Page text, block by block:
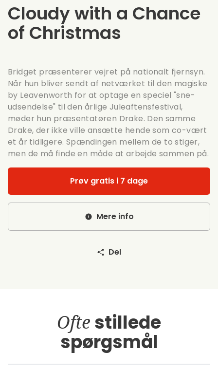
Cloudy with a Chance
of Christmas
Bridget præsenterer vejret på nationalt fjernsyn.
Når hun bliver sendt af netværket til den magiske
by Leavenworth for at optage en speciel "sne-
udsendelse" til den årlige Juleaftensfestival,
møder hun præsentatøren Drake. Den samme
Drake, der ikke ville ansætte hende som co-vært
et år tidligere. Spændingen mellem de to stiger,
men de må finde en måde at arbejde sammen på.
Prøv gratis i 7 dage
Mere info
Del
Ofte stillede
spørgsmål